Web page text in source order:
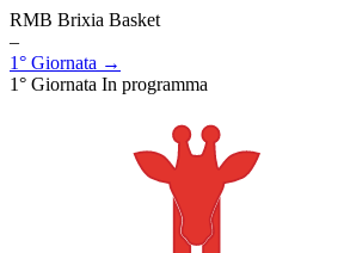
RMB Brixia Basket
–
1° Giornata →
1° Giornata In programma